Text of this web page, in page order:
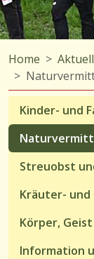
Home
Kinder- und
Streuobst
Kräuter- und
Körper,
Information